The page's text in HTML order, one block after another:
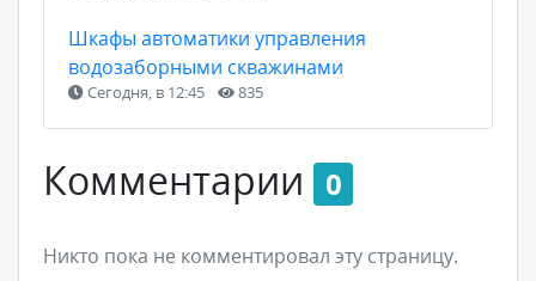
Шкафы автоматики управления
водозаборными скважинами
Сегодня, в 12:45 835
Комментарии 0
Никто пока не комментировал эту страницу.